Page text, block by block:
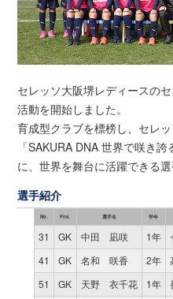
セレッソ大阪堺レディースの
活動を開始しました。
育成型クラブを標榜し、セレ
「SAKURA DNA 世界で咲き
に、世界を舞台に活躍できる
選手紹介
No. Pos. 選手名 学年
31 GK 中田 凪咲 1年
41
GK 名和 咲香 2年
51
GK 天野 衣千花 1年